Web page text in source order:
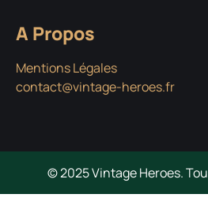
A Propos
Mentions Légales
contact@vintage-heroes.fr
© 2025 Vintage Heroes.